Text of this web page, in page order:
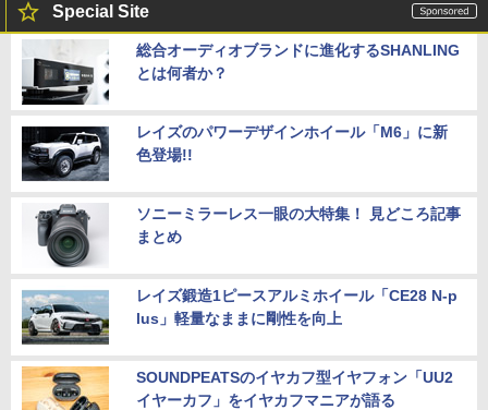
Special Site
総合オーディオブランドに進化するSHANLING
とは何者か？
レイズのパワーデザインホイール「M6」に新
色登場!!
ソニーミラーレス一眼の大特集！ 見どころ記事
まとめ
レイズ鍛造1ピースアルミホイール「CE28 N-p
lus」軽量なままに剛性を向上
SOUNDPEATSのイヤカフ型イヤフォン「UU2
イヤーカフ」をイヤカフマニアが語る